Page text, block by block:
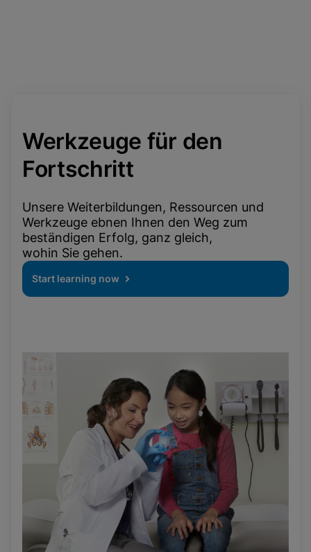
Werkzeuge für den
Fortschritt
Unsere Weiterbildungen, Ressourcen und
Werkzeuge ebnen Ihnen den Weg zum
beständigen Erfolg, ganz gleich,
wohin Sie gehen.
Start learning now